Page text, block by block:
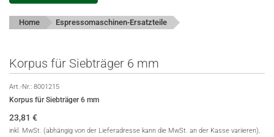
Home Espressomaschinen-Ersatzteile
Korpus für Siebträger 6 mm
Art.-Nr.: 8001215
Korpus für Siebträger 6 mm
23,81 €
inkl. MwSt. (abhängig von der Lieferadresse kann die MwSt. an der Kasse variieren),